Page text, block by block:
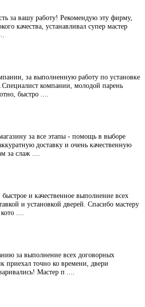
за вашу работу! Рекомендую эту фирму,
качества, устанавливал супер мастер
за выполненную работу по установке
компании, молодой парень
быстро ....
за все этапы - помощь в выборе
доставку и очень качественную
за слаж ....
быстрое и качественное выполнение всех
и установкой дверей. Спасибо мастеру
....
за выполнение всех договорных
приехал точно ко времени, двери
Мастер п ....